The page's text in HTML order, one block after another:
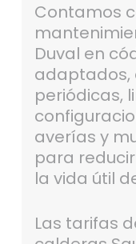
Contamos
Duval en
adaptados,
periódicas,
averías y
para
la vida útil
Las tarifas